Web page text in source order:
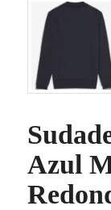
Azul